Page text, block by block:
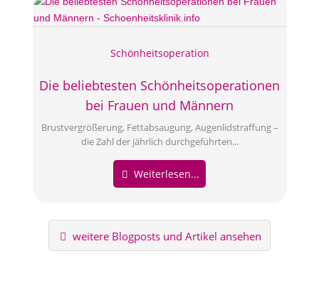
Die beliebtesten Schönheitsoperationen
bei Frauen und Männern
Schönheitsoperation
Brustvergrößerung, Fettabsaugung, Augenlidstraffung –
die Zahl der jährlich durchgeführten...
Weiterlesen...
weitere Blogposts und Artikel ansehen